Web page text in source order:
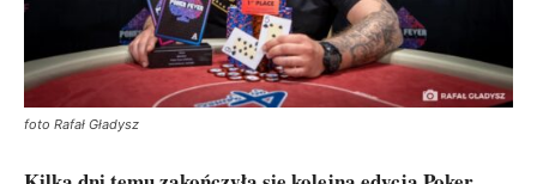
foto Rafał Gładysz